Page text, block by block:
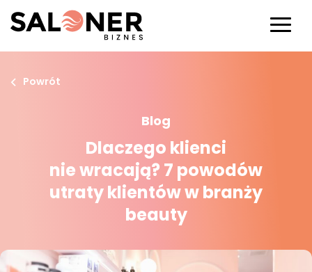
Powrót
Blog
Dlaczego klienci
nie wracają? 7 powodów
utraty klientów w branży
beauty